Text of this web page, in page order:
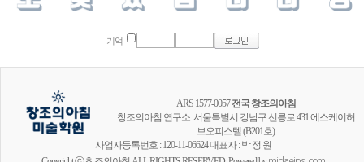
기억
ARS 1577-0057전국 창조의아침
창조의아침 연구소 :서울특별시 강남구 선릉로 431 에스케이허
브오피스텔 (B201호)
사업자등록번호 : 120-11-06624 대표자 : 박 정 원